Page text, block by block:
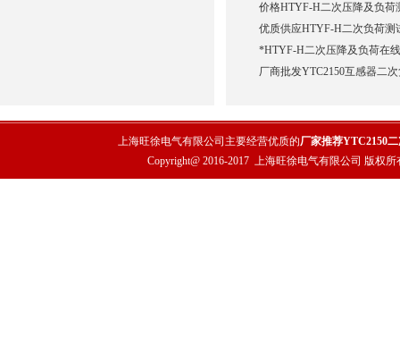
价格HTYF-H二次压降及负荷
优质供应HTYF-H二次负荷测
*HTYF-H二次压降及负荷在
厂商批发YTC2150互感器二
上海旺徐电气有限公司主要经营优质的厂家推荐YTC2150
Copyright@ 2016-2017 上海旺徐电气有限公司 版权